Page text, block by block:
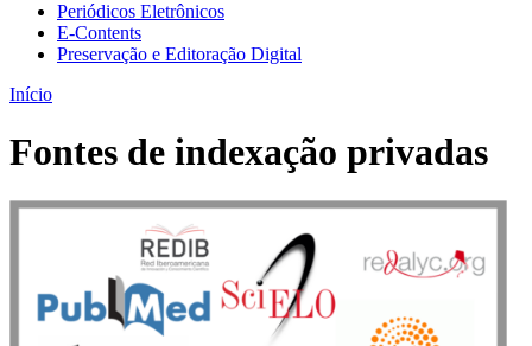
Periódicos Eletrônicos
E-Contents
Preservação e Editoração Digital
Início
Fontes de indexação privadas